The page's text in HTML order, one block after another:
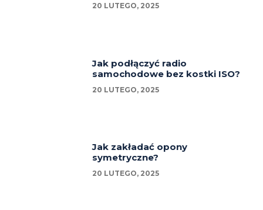
20 LUTEGO, 2025
Jak podłączyć radio
samochodowe bez kostki ISO?
20 LUTEGO, 2025
Jak zakładać opony
symetryczne?
20 LUTEGO, 2025